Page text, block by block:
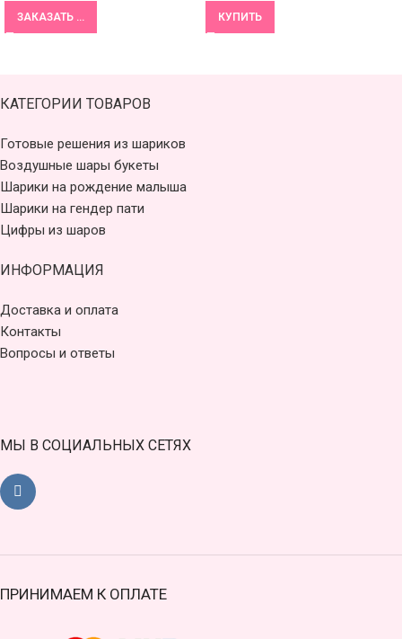
ЗАКАЗАТЬ ... КУПИТЬ
КАТЕГОРИИ ТОВАРОВ
Готовые решения из шариков
Воздушные шары букеты
Шарики на рождение малыша
Шарики на гендер пати
Цифры из шаров
ИНФОРМАЦИЯ
Доставка и оплата
Контакты
Вопросы и ответы
МЫ В СОЦИАЛЬНЫХ СЕТЯХ
ПРИНИМАЕМ К ОПЛАТЕ